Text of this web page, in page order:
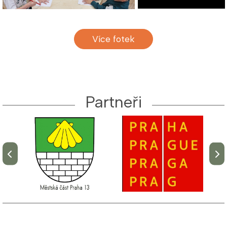
Více fotek
Partneři